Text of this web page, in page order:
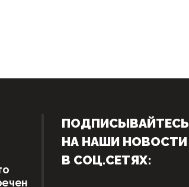
ПОДПИСЫВАЙТЕСЬ
НА НАШИ НОВОСТИ
В СОЦ.СЕТЯХ: